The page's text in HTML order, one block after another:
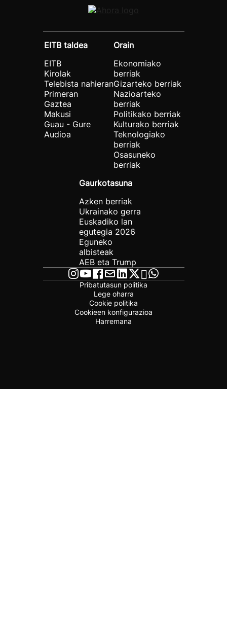
EITB taldea
EITB
Kirolak
Telebista nahieran
Primeran
Gaztea
Makusi
Guau - Gure
Audioa
Orain
Ekonomiako
berriak
Gizarteko berriak
Nazioarteko
berriak
Politikako berriak
Kulturako berriak
Teknologiako
berriak
Osasuneko
berriak
Gaurkotasuna
Azken berriak
Ukrainako gerra
Euskadiko lan
egutegia 2026
Eguneko
albisteak
AEB eta Trump
Pribatutasun politika
Lege oharra
Cookie politika
Cookieen konfigurazioa
Harremana